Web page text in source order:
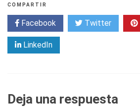
COMPARTIR
Facebook Twitter
LinkedIn
Deja una respuesta